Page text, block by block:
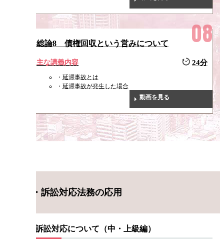
総論8 債権回収という営みについて
主な講義内容 24分
延滞事故とは
延滞事故が発生した場合
動画を見る
紛争・訴訟対応法務の応用
紛争・訴訟対応について（中・上級編）